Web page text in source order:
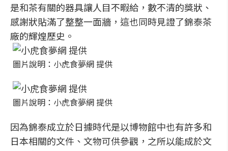
是和茶有關的器具讓人目不暇給，數不清的獎狀、
感謝狀貼滿了整整一面牆，這也同時見證了錦泰茶
廠的輝煌歷史。
圖片說明：小虎食夢網 提供
圖片說明：小虎食夢網 提供
因為錦泰成立於日據時代是以博物館中也有許多和
日本相關的文件、文物可供參觀，之所以能成於文